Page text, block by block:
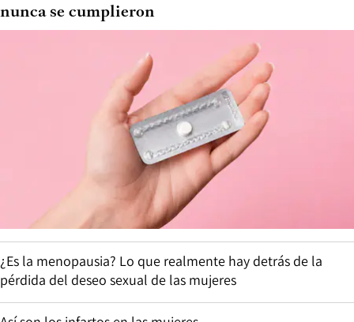
nunca se cumplieron
¿Es la menopausia? Lo que realmente hay detrás de la
pérdida del deseo sexual de las mujeres